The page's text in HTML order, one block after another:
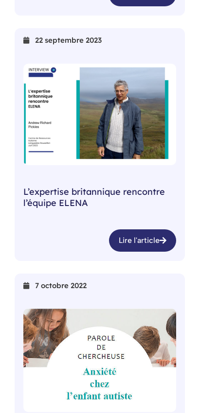
22 septembre 2023
L’expertise britannique rencontre
l’équipe ELENA
Lire l'article
7 octobre 2022